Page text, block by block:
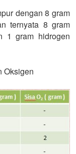
dengan 8 gram
ternyata 8 gram
1 gram hidrogen
Oksigen